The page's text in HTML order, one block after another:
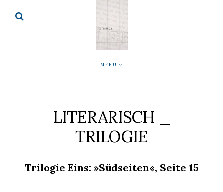
MENÜ
LITERARISCH _
TRILOGIE
Trilogie Eins: »Südseiten«, Seite 15